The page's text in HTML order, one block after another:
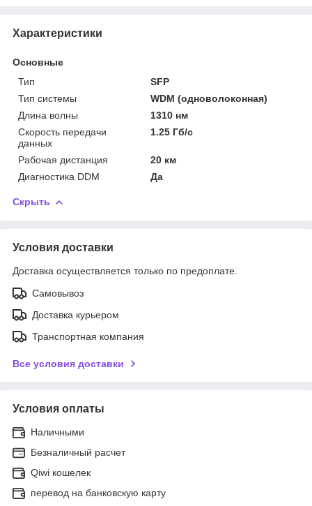
Характеристики
Основные
Тип
SFP
Тип системы
WDM (одноволоконная)
Длина волны
1310 нм
Скорость передачи
данных
1.25 Гб/с
Рабочая дистанция
20 км
Диагностика DDM
Да
Скрыть
Условия доставки
Доставка осуществляется только по предоплате.
Самовывоз
Доставка курьером
Транспортная компания
Все условия доставки
Условия оплаты
Наличными
Безналичный расчет
Qiwi кошелек
перевод на банковскую карту